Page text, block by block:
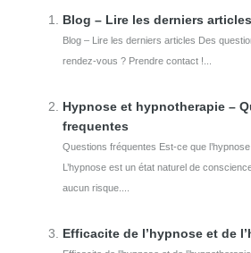
Blog – Lire les derniers articles
Blog – Lire les derniers articles Des
rendez-vous ? Prendre contact !...
Hypnose et hypnotherapie –
frequentes
Questions fréquentes Est-ce que
L’hypnose est un état naturel de
aucun risque....
Efficacite de l’hypnose et de